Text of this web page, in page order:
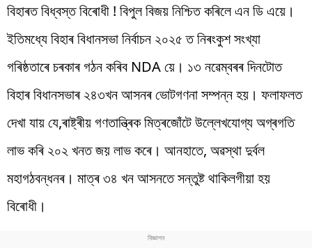
বিহাৰত বিধ্বস্ত বিৰোধী ! বিপুল বিজয় নিশ্চিত কৰিলে এন ডি এয়ে।
ইতিমধ্যে বিহাৰ বিধানসভা নিৰ্বাচন ২০২৫ ত নিৰংকুশ সংখ্যা
গৰিষ্ঠতাৰে চৰকাৰ গঠন কৰিব NDA য়ে। ১৩ নৱেম্বৰৰ দিনটোত
বিহাৰ বিধানসভাৰ ২৪৩খন আসনৰ ভোটগণনা সম্পন্ন হয়। ফলাফলত
দেখা যায় যে,ৰাষ্ট্ৰীয় গণতান্ত্ৰিক মিত্ৰজোঁটে উল্লেখযোগ্য অগ্ৰগতি
লাভ কৰি ২০২ খনত জয় লাভ কৰে। আনহাতে, অৱস্থা দুৰ্বল
মহাগঠবন্ধনৰ। মাত্ৰ ৩৪ খন আসনতে সন্তুষ্ট থাকিলগীয়া হয়
বিৰোধী।